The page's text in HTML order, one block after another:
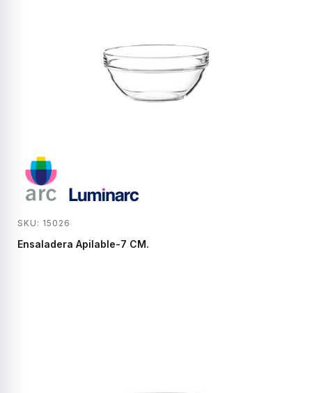
SKU: 15026
Ensaladera Apilable-7 CM.